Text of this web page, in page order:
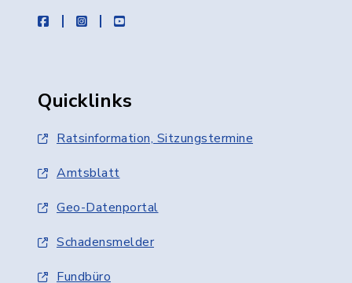
facebookinstagramyoutube
Quicklinks
Ratsinformation, Sitzungstermine
Amtsblatt
Geo-Datenportal
Schadensmelder
Fundbüro